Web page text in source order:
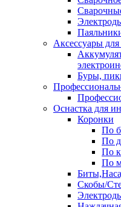
Аксессуары
Буры,
Оснастка для
Коронки
По
По
По
По
Скобы/